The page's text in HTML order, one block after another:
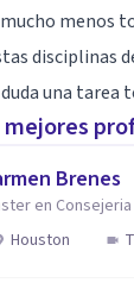
menos
disciplinas
duda una
Brenes
en
Houston